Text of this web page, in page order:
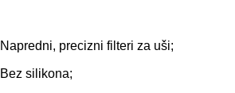
Napredni, precizni filteri za uši;
Bez silikona;